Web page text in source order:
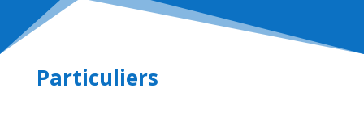
Particuliers